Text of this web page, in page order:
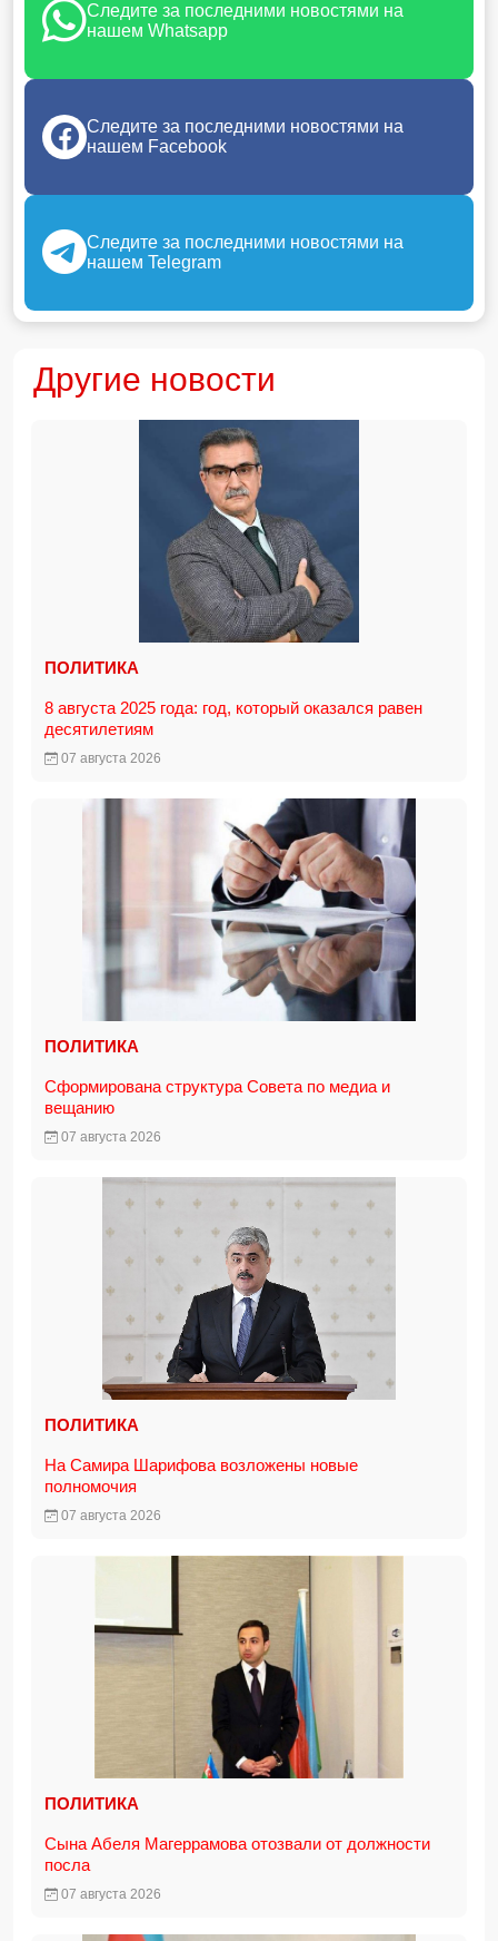
Следите за последними новостями на
нашем Whatsapp
Следите за последними новостями на
нашем Facebook
Следите за последними новостями на
нашем Telegram
Другие новости
ПОЛИТИКА
8 августа 2025 года: год, который оказался равен
десятилетиям
07 августа 2026
ПОЛИТИКА
Сформирована структура Совета по медиа и
вещанию
07 августа 2026
ПОЛИТИКА
На Самира Шарифова возложены новые
полномочия
07 августа 2026
ПОЛИТИКА
Сына Абеля Магеррамова отозвали от должности
посла
07 августа 2026